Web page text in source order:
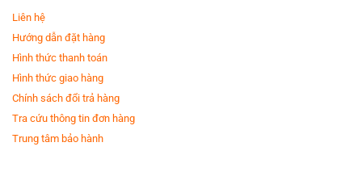
Liên hệ
Hướng dẫn đặt hàng
Hình thức thanh toán
Hình thức giao hàng
Chính sách đổi trả hàng
Tra cứu thông tin đơn hàng
Trung tâm bảo hành